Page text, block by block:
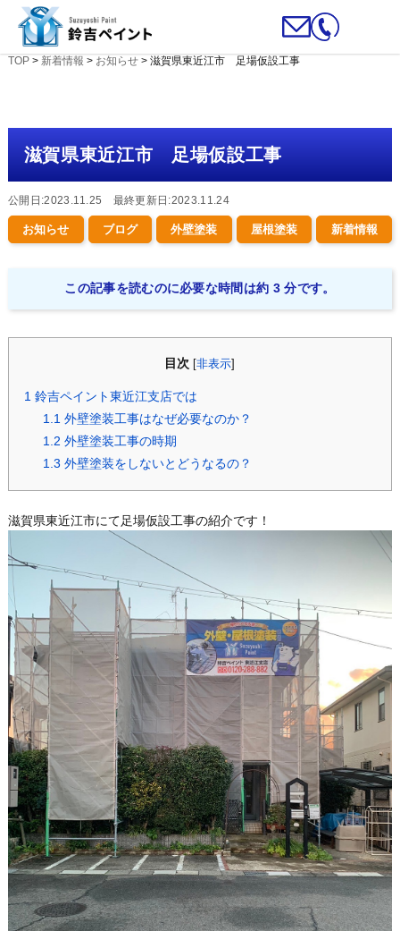
TOP> 新着情報 > お知らせ> 滋賀県東近江市 足場仮設工事
滋賀県東近江市 足場仮設工事
公開日:2023.11.25 最終更新日:2023.11.24
お知らせ ブログ 外壁塗装 屋根塗装 新着情報
この記事を読むのに必要な時間は約 3 分です。
目次 [非表示
1 鈴吉ペイント東近江支店では
1.1 外壁塗装工事はなぜ必要なのか？
1.2 外壁塗装工事の時期
1.3 外壁塗装をしないとどうなるの？
滋賀県東近江市にて足場仮設工事の紹介です！